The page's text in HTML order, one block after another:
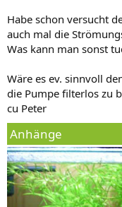
Habe schon versucht
auch mal die
Was kann man sonst
Wäre es ev. sinnvoll
die Pumpe filterlos zu
cu Peter
Anhänge